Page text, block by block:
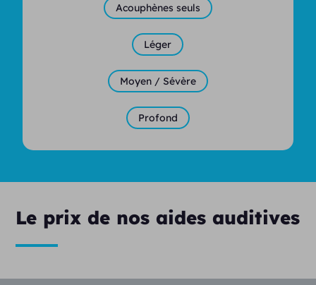
Acouphènes seuls
Léger
Moyen / Sévère
Profond
Le prix de nos aides auditives